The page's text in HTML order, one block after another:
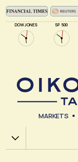
DOW JONES SP 500
MARKETS
Χ.Α.